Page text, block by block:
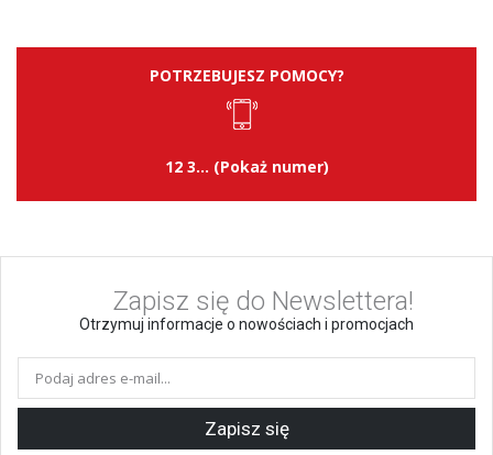
POTRZEBUJESZ POMOCY?
12 3... (Pokaż numer)
Zapisz się do Newslettera!
Otrzymuj informacje o nowościach i promocjach
Zapisz się